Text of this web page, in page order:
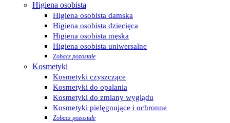
Higiena osobista
Higiena osobista damska
Higiena osobista dziecięca
Higiena osobista męska
Higiena osobista uniwersalne
Zobacz pozostałe
Kosmetyki
Kosmetyki czyszczące
Kosmetyki do opalania
Kosmetyki do zmiany wyglądu
Kosmetyki pielęgnujące i ochronne
Zobacz pozostałe